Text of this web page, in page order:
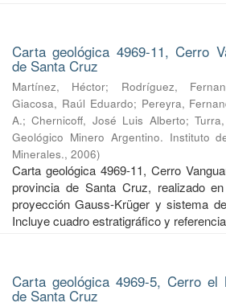
Carta geológica 4969-11, Cerro
de Santa Cruz
Martínez, Héctor; Rodríguez,
Giacosa, Raúl Eduardo; Pereyra,
A.;Chernicoff, José Luis Alberto;
Geológico Minero Argentino. Instituto
Minerales., 2006)
Carta geológica 4969-11, Cerro
provincia de Santa Cruz, realizado
proyección Gauss-Krüger y sistema
Incluye cuadro estratigráfico y
Carta geológica 4969-5, Cerro el
de Santa Cruz